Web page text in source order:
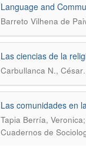
Language and
Barreto Vilhena de
Las ciencias de la
Carbullanca N., César.
Las comunidades en
Tapia Berría,
Cuadernos de